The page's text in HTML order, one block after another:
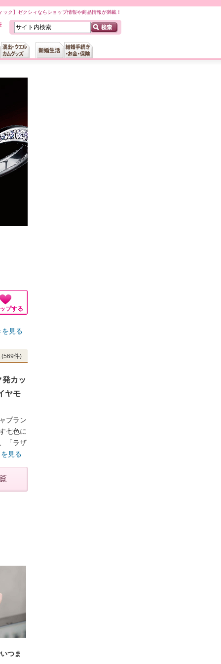
ク】ゼクシィならショップ情報や商品情報が満載！
プする
を見る
(569件)
カッ
ヤモ
プラン
七色に
「ラザ
見る
つま